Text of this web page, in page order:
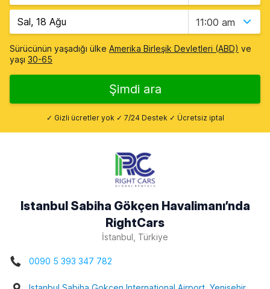
11:00 am
Sürücünün yaşadığı ülke Amerika Birleşik Devletleri (ABD) ve
yaşı 30-65
Şimdi ara
✓ Gizli ücretler yok ✓ 7/24 Destek ✓ Ücretsiz iptal
Istanbul Sabiha Gökçen Havalimanı’nda
RightCars
İstanbul, Türkiye
0090 5 393 347 782